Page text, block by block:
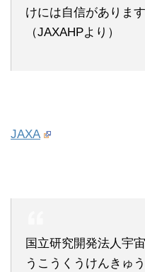
けには自信があります
（JAXAHPより）
JAXA
国立研究開発法人宇
うこうくうけんきゅ